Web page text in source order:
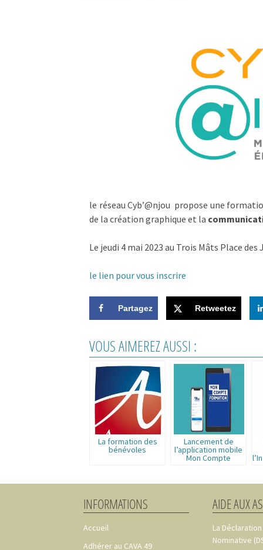
Continuer sans
!
Grâce aux cookie
Ces données nous
Paramétrer mes
le réseau Cyb’@njou propose une
de la création graphique et la
Le jeudi 4 mai 2023 au Trois Mâts Place des
le lien pour vous inscrire
Partagez Retweetez
VOUS AIMEREZ AUSSI :
La formation des
bénévoles
Lancement de
l’application mobile
Mon Compte
INFORMATIONS
Accueil
Adhérer au CAVA 49
AIDE AUX
La
Nominative